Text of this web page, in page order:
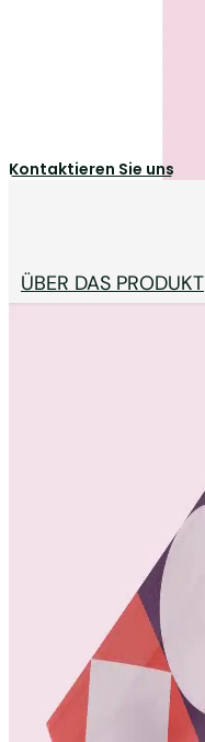
Kontaktieren Sie uns
ÜBER DAS PRODUKT